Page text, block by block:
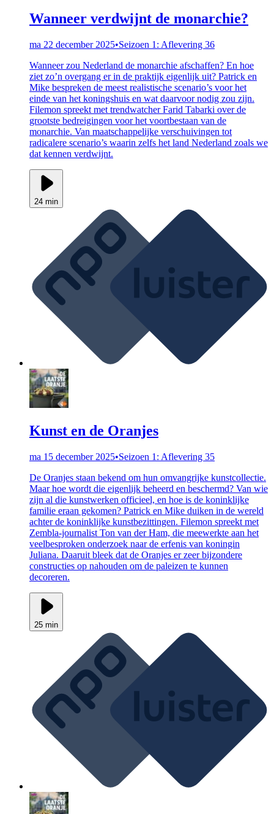
Wanneer verdwijnt de monarchie?
ma 22 december 2025•Seizoen 1: Aflevering 36
Wanneer zou Nederland de monarchie afschaffen? En hoe
ziet zo’n overgang er in de praktijk eigenlijk uit? Patrick en
Mike bespreken de meest realistische scenario’s voor het
einde van het koningshuis en wat daarvoor nodig zou zijn.
Filemon spreekt met trendwatcher Farid Tabarki over de
grootste bedreigingen voor het voortbestaan van de
monarchie. Van maatschappelijke verschuivingen tot
radicalere scenario’s waarin zelfs het land Nederland zoals we
dat kennen verdwijnt.
24 min
Kunst en de Oranjes
ma 15 december 2025•Seizoen 1: Aflevering 35
De Oranjes staan bekend om hun omvangrijke kunstcollectie.
Maar hoe wordt die eigenlijk beheerd en beschermd? Van wie
zijn al die kunstwerken officieel, en hoe is de koninklijke
familie eraan gekomen? Patrick en Mike duiken in de wereld
achter de koninklijke kunstbezittingen. Filemon spreekt met
Zembla-journalist Ton van der Ham, die meewerkte aan het
veelbesproken onderzoek naar de erfenis van koningin
Juliana. Daaruit bleek dat de Oranjes er zeer bijzondere
constructies op nahouden om de paleizen te kunnen
decoreren.
25 min